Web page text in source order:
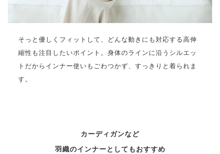
そっと優しくフィットして、どんな動きにも対応する高伸
縮性も注目したいポイント。身体のラインに沿うシルエッ
トだからインナー使いもごわつかず、すっきりと着られま
す。
カーディガンなど
羽織のインナーとしてもおすすめ